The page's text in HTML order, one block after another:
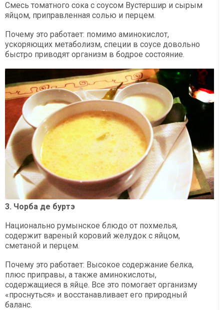
Смесь томатного сока с соусом Вустершир и сырым
яйцом, приправленная солью и перцем.
Почему это работает: помимо аминокислот,
ускоряющих метаболизм, специи в соусе довольно
быстро приводят организм в бодрое состояние.
3. Чорба де буртэ
Национально румынское блюдо от похмелья,
содержит вареный коровий желудок с яйцом,
сметаной и перцем.
Почему это работает: Высокое содержание белка,
плюс приправы, а также аминокислоты,
содержащиеся в яйце. Все это помогает организму
«проснуться» и восстанавливает его природный
баланс.